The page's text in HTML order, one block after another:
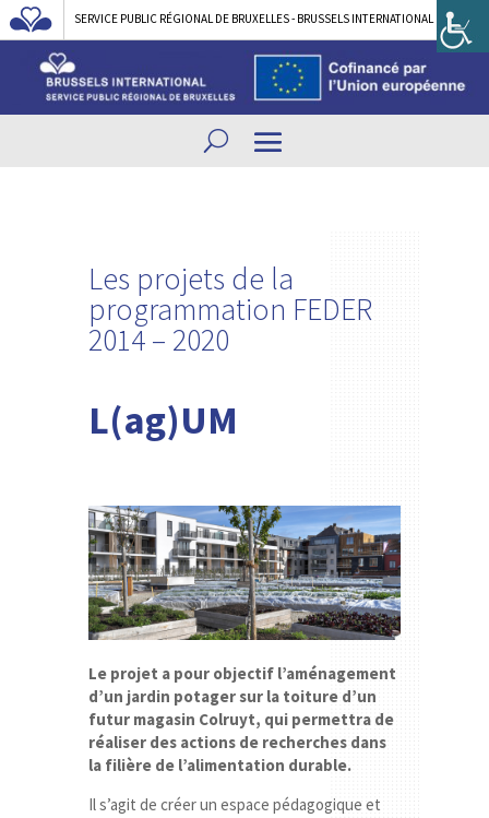
SERVICE PUBLIC RÉGIONAL DE BRUXELLES - BRUSSELS INTERNATIONAL
Les projets de la
programmation FEDER
2014 – 2020
L(ag)UM
Le projet a pour objectif l’aménagement
d’un jardin potager sur la toiture d’un
futur magasin Colruyt, qui permettra de
réaliser des actions de recherches dans
la filière de l’alimentation durable.
Il s’agit de créer un espace pédagogique et